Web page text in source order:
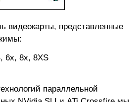
видеокарты, представленные
6x, 8x, 8XS
параллельной